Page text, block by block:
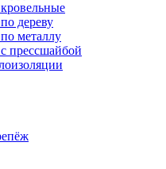
дереву
металлу
прессшайбой